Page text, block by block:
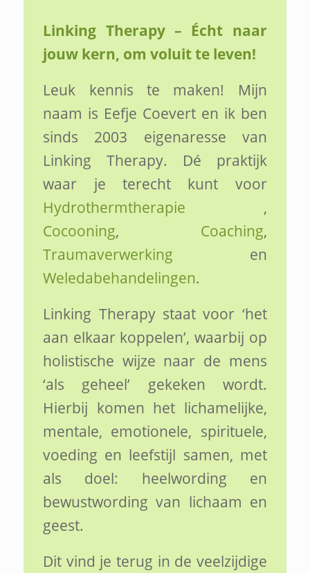
Linking Therapy – Écht naar
jouw kern, om voluit te leven!
Leuk kennis te maken! Mijn
naam is Eefje Coevert en ik ben
sinds 2003 eigenaresse van
Linking Therapy. Dé praktijk
waar je terecht kunt voor
Hydrothermtherapie ,
Cocooning, Coaching,
Traumaverwerking en
Weledabehandelingen.
Linking Therapy staat voor ‘het
aan elkaar koppelen’, waarbij op
holistische wijze naar de mens
‘als geheel’ gekeken wordt.
Hierbij komen het lichamelijke,
mentale, emotionele, spirituele,
voeding en leefstijl samen, met
als doel: heelwording en
bewustwording van lichaam en
geest.
Dit vind je terug in de veelzijdige